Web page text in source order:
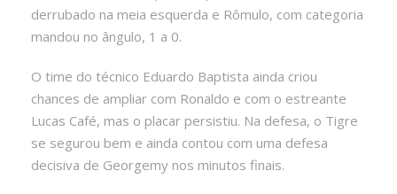
derrubado na meia esquerda e Rômulo, com categoria
mandou no ângulo, 1 a 0.
O time do técnico Eduardo Baptista ainda criou
chances de ampliar com Ronaldo e com o estreante
Lucas Café, mas o placar persistiu. Na defesa, o Tigre
se segurou bem e ainda contou com uma defesa
decisiva de Georgemy nos minutos finais.